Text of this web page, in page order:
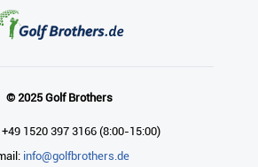
© 2025 Golf Brothers
1520 397 3166 (8:00-15:00)
info@golfbrothers.de